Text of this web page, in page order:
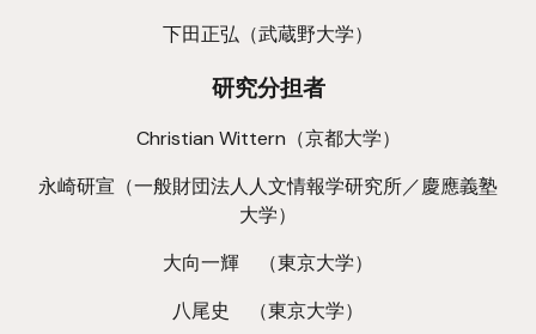
下田正弘（武蔵野大学）
研究分担者
Christian Wittern（京都大学）
永崎研宣（一般財団法人人文情報学研究所／慶應義塾
大学）
大向一輝
（東京大学）
八尾史 （東京大学）